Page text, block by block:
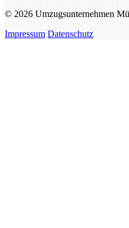
© 2026 Umzugsunternehmen
Impressum Datenschutz